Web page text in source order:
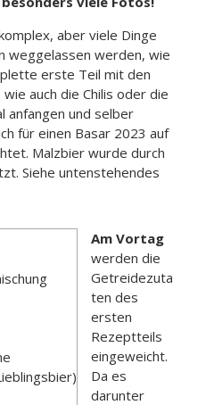
aber viele Dinge
weggelassen werden, wie
erste Teil mit den
auch die Chilis oder die
anfangen und selber
für einen Basar 2023 auf
Malzbier wurde durch
Siehe untenstehendes
Am Vortag
werden die
Getreidezuta
ten des
ersten
Rezeptteils
eingeweicht.
Da es
darunter